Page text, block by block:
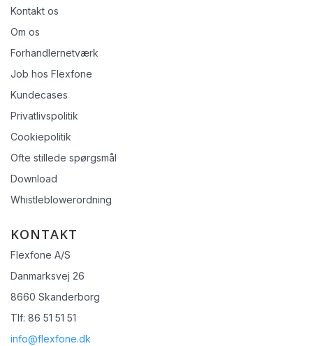
Kontakt os
Om os
Forhandlernetværk
Job hos Flexfone
Kundecases
Privatlivspolitik
Cookiepolitik
Ofte stillede spørgsmål
Download
Whistleblowerordning
KONTAKT
Flexfone A/S
Danmarksvej 26
8660 Skanderborg
Tlf: 86 51 51 51
info@flexfone.dk